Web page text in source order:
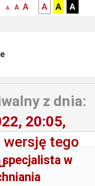
mniejsza
A
normalna
A
większa-
czcionka
A
kontrast
czarny
A
kontrast
czarny
A
żółty
A
z dnia:
20:05,
tego
w